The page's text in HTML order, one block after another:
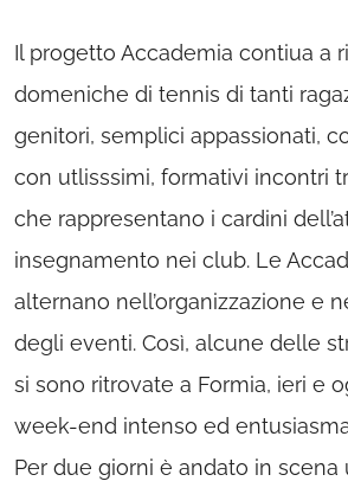
Il progetto Accademia contiua a
domeniche di tennis di tanti
genitori, semplici appassionati,
con utlisssimi, formativi incontri
che rappresentano i cardini
insegnamento nei club. Le
alternano nell’organizzazione e
degli eventi. Così, alcune delle
si sono ritrovate a Formia, ieri e
week-end intenso ed
Per due giorni è andato in scena